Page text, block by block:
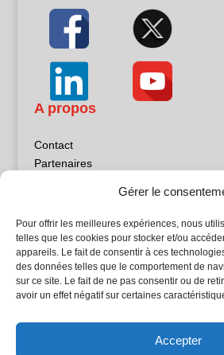
Gérer le
Pour offrir les meilleures expériences, nous
telles que les cookies pour stocker et/ou
appareils. Le fait de consentir à ces
des données telles que le comportement de
sur ce site. Le fait de ne pas consentir ou de
avoir un effet négatif sur certaines
Accepter
A propos
Contact
Partenaires
Politique de confidentialité
Sites partenaires
5Façades
Atrium Patrimoine
L'Atelier Bois